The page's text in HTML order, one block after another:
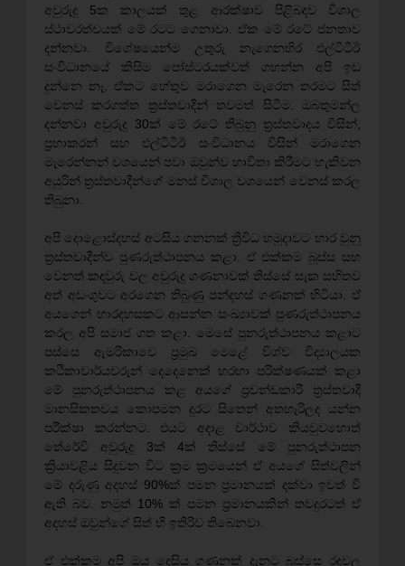
අවුරුදු 5ක කාලයක් තුළ ආරක්ෂාව පිළිබඳව විශාල
ස්ථාවරත්වයක් මේ රටට ගෙනාවා. ඒක මේ රටේ ජනතාව
දන්නවා. විශේෂයෙන්ම උතුරු නැගෙනහිර එල්ටීටීඊ
සංවිධානයේ කිසිම පෝස්ටරයක්වත් ගහන්න අපි ඉඩ
දුන්නෙ නෑ. ඒකට හේතුව මරාගෙන මැරෙන තරමට සිත්
වෙනස් කරගත්ත ත්‍රස්තවාදීන් තවමත් සිටීම. ඔබතුමන්ල
දන්නවා අවුරුදු 30ක් මේ රටේ තිබුනු ත්‍රස්තවාදය විසින්,
ප්‍රභාකරන් සහ එල්ටීටීඊ සංවිධානය විසින් මරාගෙන
මැරෙන්නන් වශයෙන් පවා ඔවුන්ව භාවිතා කිරීමට හැකිවන
අයුරින් ත්‍රස්තවාදීන්ගේ මනස් විශාල වශයෙන් වෙනස් කරල
තිබුනා.
අපි දොළොස්දහස් අටසිය ගනනක් ත්‍රිවිධ හමුදාවට භාර වුනු
ත්‍රස්තවාදීන්ව පුණරුත්ථාපනය කළා. ඒ එක්කම බූස්ස සහ
වෙනත් කඳවුරු වල අවුරුදු ගණනාවක් තිස්සේ සැක සහිතව
අත් අඩංගුවට අරගෙන තිබුණු පන්දහස් ගණනක් හිටියා. ඒ
අයගෙන් හාරදහසකට ආසන්න සංඛ්‍යාවක් පුණරුත්ථාපනය
කරල අපි සමාජ ගත කළා. මෙසේ පුනරුත්ථාපනය කළාට
පස්සෙ ඇමරිකාවෙ ප්‍රමුඛ මෙළේ විශ්ව විද්‍යාලයක
කථිකාචාර්යවරුන් දෙදෙනෙක් හරහා පරීක්ෂණයක් කළා
මේ පුනරුත්ථාපනය කළ අයගේ ප්‍රචන්ඩකාරී ත්‍රස්තවාදී
මානසිකතවය කොපමන දුරට සිතෙන් අතහැරිලද යන්න
පරීක්ෂා කරන්නට. එයට අදාළ වාර්ථාව කියවුවහොත්
තේරේවි අවුරුදු 3ක් 4ක් තිස්සේ මේ පුනරුත්ථාපන
ක්‍රියාවළිය සිදුවන විට ක්‍රම ක්‍රමයෙන් ඒ අයගේ සිත්වලින්
මේ දරුණු අදහස් 90%ක් පමන ප්‍රමානයක් දක්වා ඉවත් වී
ඇති බව. නමුත් 10% ක් පමන ප්‍රමානයකින් තවදුරටත් ඒ
අදහස් ඔවුන්ගේ සිත් හි ඉතිරිව තිබෙනවා.
ඒ එක්කම අපි ඔය දෙසිය ගණනක් දැනට බූස්සෙ රඳවල